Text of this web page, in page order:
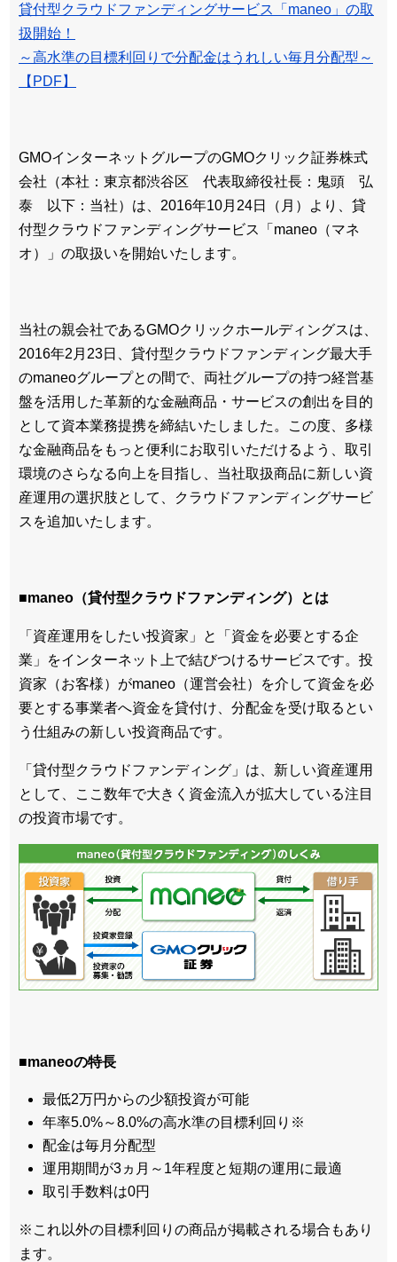
貸付型クラウドファンディングサービス「maneo」の取
扱開始！
～高水準の目標利回りで分配金はうれしい毎月分配型～
【PDF】
GMOインターネットグループのGMOクリック証券株式
会社（本社：東京都渋谷区 代表取締役社長：鬼頭 弘
泰 以下：当社）は、2016年10月24日（月）より、貸
付型クラウドファンディングサービス「maneo（マネ
オ）」の取扱いを開始いたします。
当社の親会社であるGMOクリックホールディングスは、
2016年2月23日、貸付型クラウドファンディング最大手
のmaneoグループとの間で、両社グループの持つ経営基
盤を活用した革新的な金融商品・サービスの創出を目的
として資本業務提携を締結いたしました。この度、多様
な金融商品をもっと便利にお取引いただけるよう、取引
環境のさらなる向上を目指し、当社取扱商品に新しい資
産運用の選択肢として、クラウドファンディングサービ
スを追加いたします。
■maneo（貸付型クラウドファンディング）とは
「資産運用をしたい投資家」と「資金を必要とする企
業」をインターネット上で結びつけるサービスです。投
資家（お客様）がmaneo（運営会社）を介して資金を必
要とする事業者へ資金を貸付け、分配金を受け取るとい
う仕組みの新しい投資商品です。
「貸付型クラウドファンディング」は、新しい資産運用
として、ここ数年で大きく資金流入が拡大している注目
の投資市場です。
■maneoの特長
最低2万円からの少額投資が可能
年率5.0%～8.0%の高水準の目標利回り※
配金は毎月分配型
運用期間が3ヵ月～1年程度と短期の運用に最適
取引手数料は0円
※これ以外の目標利回りの商品が掲載される場合もあり
ます。